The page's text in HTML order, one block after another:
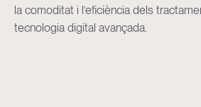
la comoditat i l’eficiència dels
tecnologia digital avançada.